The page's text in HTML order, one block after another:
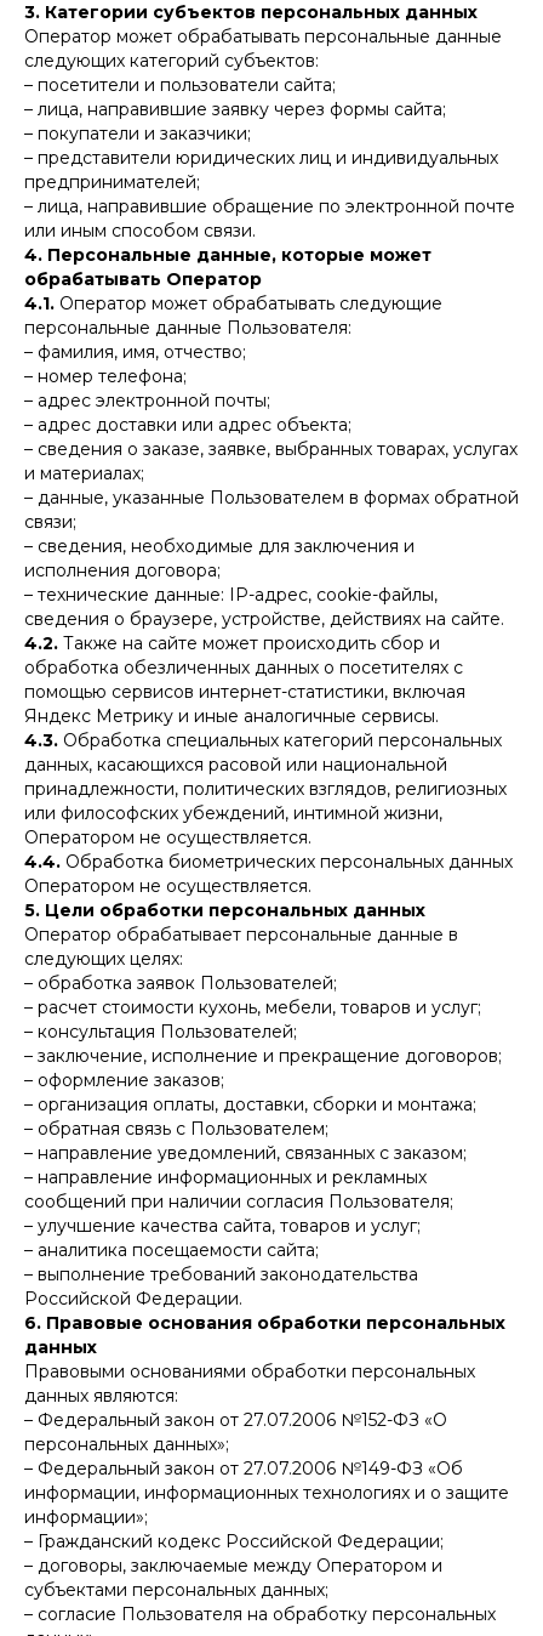
3. Категории субъектов персональных данных
Оператор может обрабатывать персональные данные
следующих категорий субъектов:
– посетители и пользователи сайта;
– лица, направившие заявку через формы сайта;
– покупатели и заказчики;
– представители юридических лиц и индивидуальных
предпринимателей;
– лица, направившие обращение по электронной почте
или иным способом связи.
4. Персональные данные, которые может
обрабатывать Оператор
4.1. Оператор может обрабатывать следующие
персональные данные Пользователя:
– фамилия, имя, отчество;
– номер телефона;
– адрес электронной почты;
– адрес доставки или адрес объекта;
– сведения о заказе, заявке, выбранных товарах, услугах
и материалах;
– данные, указанные Пользователем в формах обратной
связи;
– сведения, необходимые для заключения и
исполнения договора;
– технические данные: IP-адрес, cookie-файлы,
сведения о браузере, устройстве, действиях на сайте.
4.2. Также на сайте может происходить сбор и
обработка обезличенных данных о посетителях с
помощью сервисов интернет-статистики, включая
Яндекс Метрику и иные аналогичные сервисы.
4.3. Обработка специальных категорий персональных
данных, касающихся расовой или национальной
принадлежности, политических взглядов, религиозных
или философских убеждений, интимной жизни,
Оператором не осуществляется.
4.4. Обработка биометрических персональных данных
Оператором не осуществляется.
5. Цели обработки персональных данных
Оператор обрабатывает персональные данные в
следующих целях:
– обработка заявок Пользователей;
– расчет стоимости кухонь, мебели, товаров и услуг;
– консультация Пользователей;
– заключение, исполнение и прекращение договоров;
– оформление заказов;
– организация оплаты, доставки, сборки и монтажа;
– обратная связь с Пользователем;
– направление уведомлений, связанных с заказом;
– направление информационных и рекламных
сообщений при наличии согласия Пользователя;
– улучшение качества сайта, товаров и услуг;
– аналитика посещаемости сайта;
– выполнение требований законодательства
Российской Федерации.
6. Правовые основания обработки персональных
данных
Правовыми основаниями обработки персональных
данных являются:
– Федеральный закон от 27.07.2006 №152-ФЗ «О
персональных данных»;
– Федеральный закон от 27.07.2006 №149-ФЗ «Об
информации, информационных технологиях и о защите
информации»;
– Гражданский кодекс Российской Федерации;
– договоры, заключаемые между Оператором и
субъектами персональных данных;
– согласие Пользователя на обработку персональных